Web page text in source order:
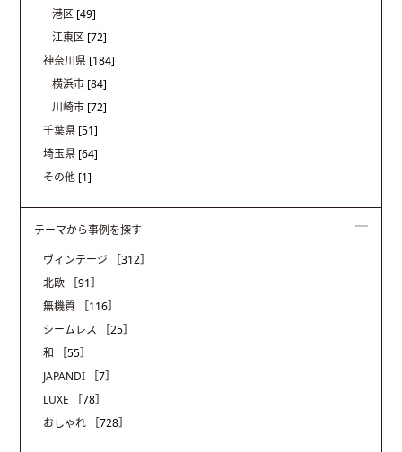
港区 [49]
江東区 [72]
神奈川県 [184]
横浜市 [84]
川崎市 [72]
千葉県 [51]
埼玉県 [64]
その他 [1]
テーマから事例を探す
ヴィンテージ
［312］
北欧
［91］
無機質
［116］
シームレス
［25］
和
［55］
JAPANDI
［7］
LUXE
［78］
おしゃれ
［728］